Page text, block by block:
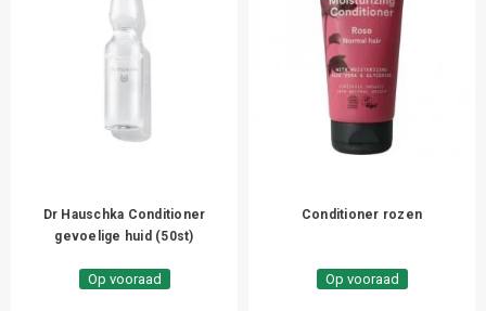
Dr Hauschka Conditioner
gevoelige huid (50st)
Op vooraad
Conditioner rozen
Op vooraad